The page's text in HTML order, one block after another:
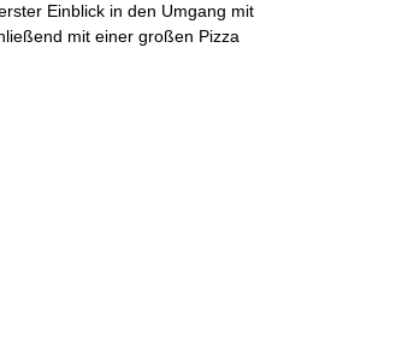
Einblick in den Umgang mit
mit einer großen Pizza